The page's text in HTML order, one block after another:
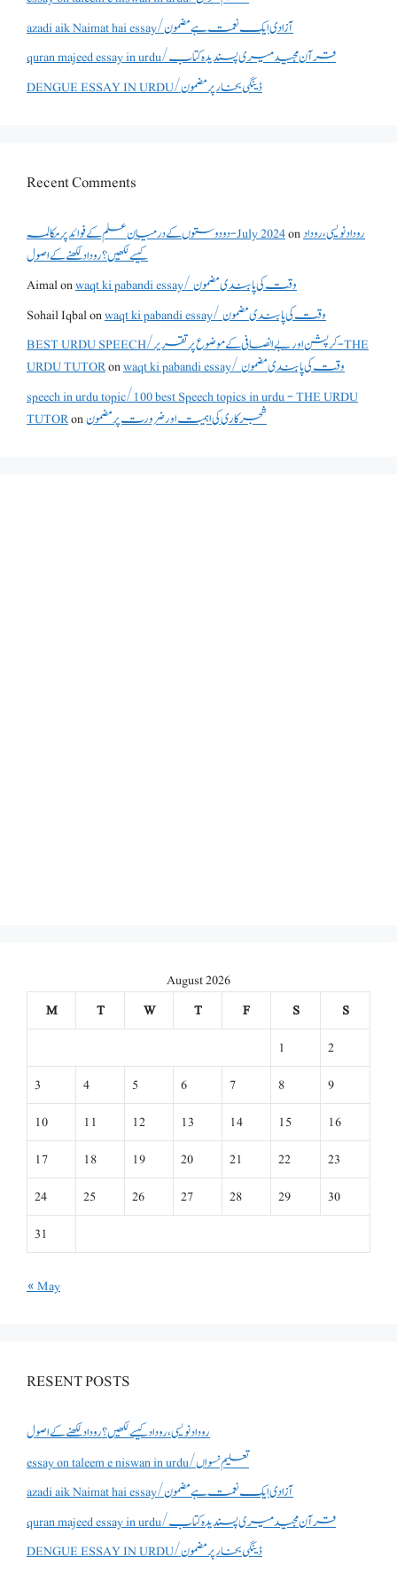
azadi aik Naimat hai essay/آزادی ایک نعمت ہے مضمون
quran majeed essay in urdu/قرآن مجید میری پسندیدہ کتاب
DENGUE ESSAY IN URDU/ڈینگی بخار پر مضمون
Recent Comments
دو دوستوں کے درمیان علم کے فوائد پر مکالمہ - July 2024onروداد نویسی ،روداد
کیسے لکھیں؟ روداد لکھنے کے اصول
Aimalon
waqt ki pabandi essay/ وقت کی پابندی مضمون
Sohail Iqbalon
waqt ki pabandi essay/ وقت کی پابندی مضمون
BEST URDU SPEECH/کرپشن اور بے انصافی کے موضوع پر تقریر - THE
URDU TUTORon
waqt ki pabandi essay/ وقت کی پابندی مضمون
speech in urdu topic/100 best Speech topics in urdu - THE URDU
TUTORonشجرکاری کی اہمیت اور ضرورت پر مضمون
August 2026
M
T W T F S
S
1
2
3
4 5 6 7 8
9
10
11 12 13 14 15
16
17
18 19 20 21 22
23
24
25 26 27 28 29
30
31
« May
RESENT POSTS
روداد نویسی ،روداد کیسے لکھیں؟ روداد لکھنے کے اصول
essay on taleem e niswan in urdu/تعلیم نسواں
azadi aik Naimat hai essay/آزادی ایک نعمت ہے مضمون
quran majeed essay in urdu/قرآن مجید میری پسندیدہ کتاب
DENGUE ESSAY IN URDU/ڈینگی بخار پر مضمون